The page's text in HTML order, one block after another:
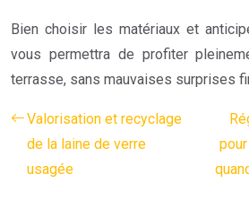
Bien choisir les matériaux et
vous permettra de profiter
terrasse, sans mauvaises surprises
Valorisation et recyclage
de la laine de verre
usagée